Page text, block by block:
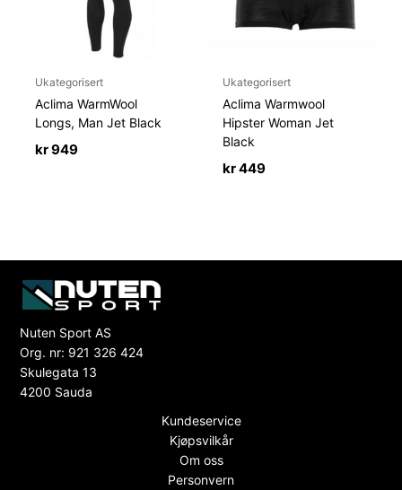
Ukategorisert
Aclima WarmWool
Longs, Man Jet Black
kr949
Ukategorisert
Aclima Warmwool
Hipster Woman Jet
Black
kr449
Nuten Sport AS
Org. nr: 921 326 424
Skulegata 13
4200 Sauda
Kundeservice
Kjøpsvilkår
Om oss
Personvern